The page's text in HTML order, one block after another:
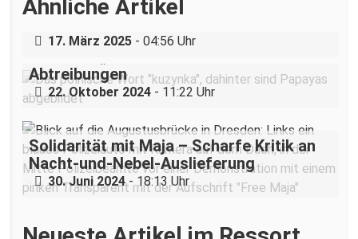
Ähnliche Artikel
Holocaustgedenktag in Coswig bei
17. März 2025 - 04:56 Uhr
Abtreibungen
22. Oktober 2024 - 11:22 Uhr
Solidarität mit Maja – Scharfe Kritik an
Nacht-und-Nebel-Auslieferung
30. Juni 2024- 18:13 Uhr